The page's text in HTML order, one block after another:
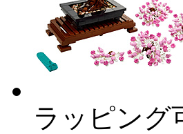
ラッピング